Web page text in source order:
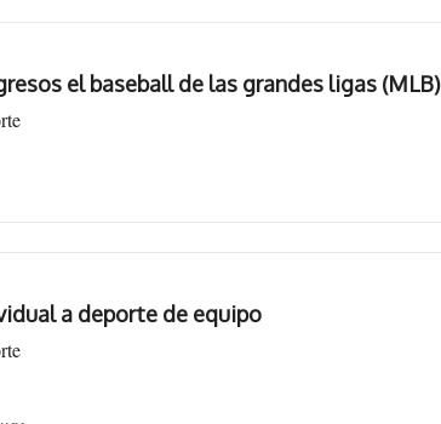
el baseball de las grandes ligas (MLB)
a deporte de equipo